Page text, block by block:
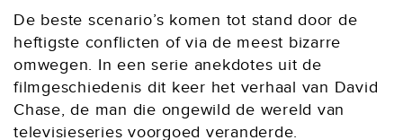
De beste scenario’s komen tot stand door de
heftigste conflicten of via de meest bizarre
omwegen. In een serie anekdotes uit de
filmgeschiedenis dit keer het verhaal van David
Chase, de man die ongewild de wereld van
televisieseries voorgoed veranderde.